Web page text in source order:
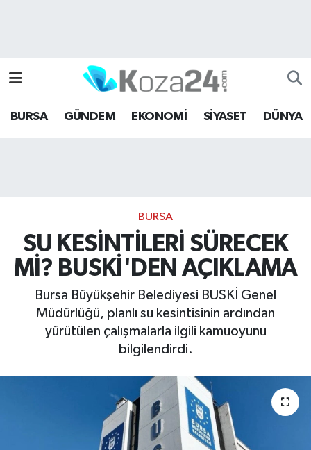
BURSA GÜNDEM EKONOMİ SİYASET DÜNYA
BURSA
SU KESİNTİLERİ SÜRECEK
Mİ? BUSKİ'DEN AÇIKLAMA
Bursa Büyükşehir Belediyesi BUSKİ Genel
Müdürlüğü, planlı su kesintisinin ardından
yürütülen çalışmalarla ilgili kamuoyunu
bilgilendirdi.
Bursa Hava Durumu
Bursa Namaz Vakitleri
Tüm Manşetler
Son Dakika Haberleri
Haber Arşivi